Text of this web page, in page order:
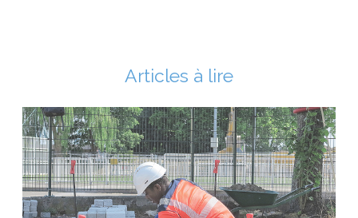
Articles à lire